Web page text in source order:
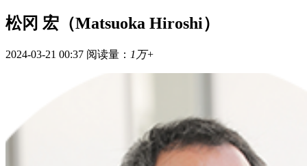
松冈 宏（Matsuoka Hiroshi）
2024-03-21 00:37 阅读量： 1万+